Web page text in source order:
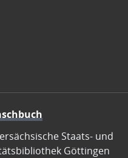
Staats- und
Göttingen